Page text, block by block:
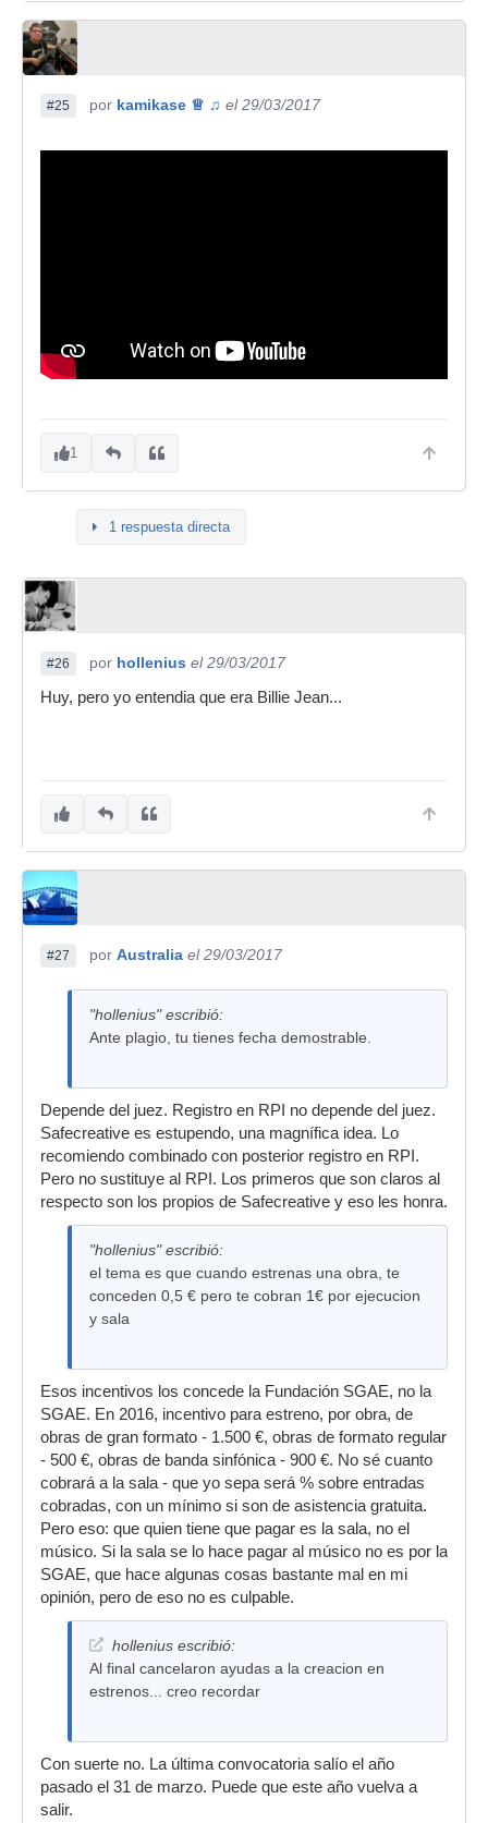
#25 por kamikase ♕ ♫ el 29/03/2017
1
1 respuesta directa
#26 por hollenius el 29/03/2017
Huy, pero yo entendia que era Billie Jean...
#27 por Australia el 29/03/2017
"hollenius" escribió:
Ante plagio, tu tienes fecha demostrable.
Depende del juez. Registro en RPI no depende del juez.
Safecreative es estupendo, una magnífica idea. Lo
recomiendo combinado con posterior registro en RPI.
Pero no sustituye al RPI. Los primeros que son claros al
respecto son los propios de Safecreative y eso les honra.
"hollenius" escribió:
el tema es que cuando estrenas una obra, te
conceden 0,5 € pero te cobran 1€ por ejecucion
y sala
Esos incentivos los concede la Fundación SGAE, no la
SGAE. En 2016, incentivo para estreno, por obra, de
obras de gran formato - 1.500 €, obras de formato regular
- 500 €, obras de banda sinfónica - 900 €. No sé cuanto
cobrará a la sala - que yo sepa será % sobre entradas
cobradas, con un mínimo si son de asistencia gratuita.
Pero eso: que quien tiene que pagar es la sala, no el
músico. Si la sala se lo hace pagar al músico no es por la
SGAE, que hace algunas cosas bastante mal en mi
opinión, pero de eso no es culpable.
hollenius escribió:
Al final cancelaron ayudas a la creacion en
estrenos... creo recordar
Con suerte no. La última convocatoria salío el año
pasado el 31 de marzo. Puede que este año vuelva a
salir.